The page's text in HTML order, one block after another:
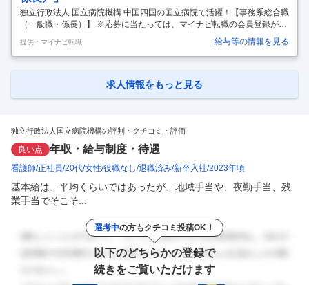
独立行政法人 国立病院機構 中国四国の国立病院で活躍！【事務系総合職
（一般職・係長）】 ※応募に当たっては、マイナビ転職の会員登録が必
須となっております。 詳細な応募方法は下記【応募方法】をご確認くだ
さいませ。 【仕事内容】 【病院運営の中枢を担う】病院、地域医療をバ
ックオフィスから支える仕事を行います！※中国四国内の病院に配属。
み、スキルアップを図ります。得た知識と実践力を発揮するとともに、
提供：マイナビ転職 給与等の情報を見る
求人情報をもっと見る
独立行政法人国立病院機構の評判・クチコミ・評価
良い点 年収・給与制度・待遇
看護師 正社員 20代 女性 役職なし 退職済み 新卒入社 2023年頃
基本給は、平均くらいではあったが、地域手当や、夜勤手当、残
業手当でそこそ...
選考中の方もクチコミ投稿OK！
以下のどちらかの登録で
続きをご覧いただけます